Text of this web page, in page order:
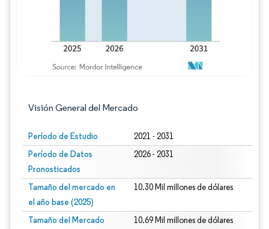
Visión General del Mercado
Período de Estudio 2021 - 2031
Período de Datos
Pronosticados
2026 - 2031
Tamaño del mercado en
el año base (2025)
10.30 Mil millones de dólares
Tamaño del Mercado
10.69 Mil millones de dólares